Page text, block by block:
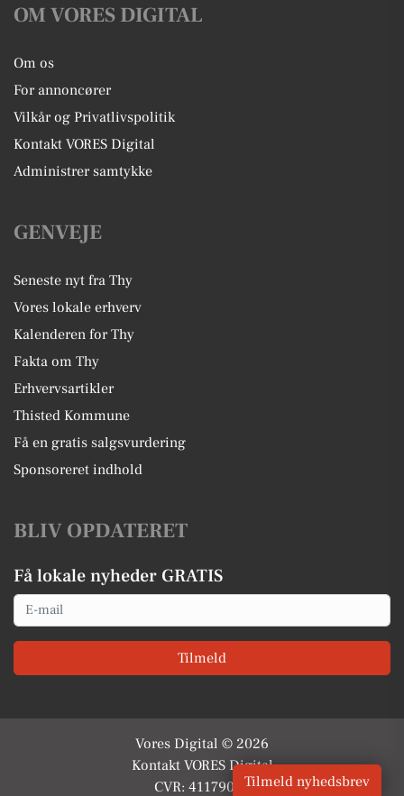
OM VORES DIGITAL
Om os
For annoncører
Vilkår og Privatlivspolitik
Kontakt VORES Digital
Administrer samtykke
GENVEJE
Seneste nyt fra Thy
Vores lokale erhverv
Kalenderen for Thy
Fakta om Thy
Erhvervsartikler
Thisted Kommune
Få en gratis salgsvurdering
Sponsoreret indhold
BLIV OPDATERET
Få lokale nyheder GRATIS
Email
Tilmeld
Vores Digital © 2026
Kontakt VORES Digital
CVR: 41179082Tilmeld nyhedsbrev